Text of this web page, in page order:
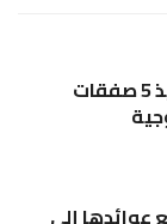
“سيجنيفكا فينشرز” تستهدف تنفيذ 5 صفقات
عوائدها إلى